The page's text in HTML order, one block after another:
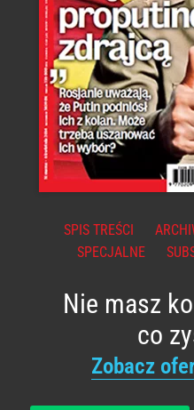
SPIS TREŚCI
SPECJALNE
Nie masz
co
Zobacz